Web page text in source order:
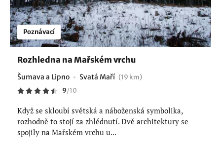
Poznávací
Rozhledna na Mařském vrchu
Šumava a Lipno Svatá Maří (19 km)
9/10
Když se skloubí světská a náboženská symbolika,
rozhodně to stojí za zhlédnutí. Dvě architektury se
spojily na Mařském vrchu u...